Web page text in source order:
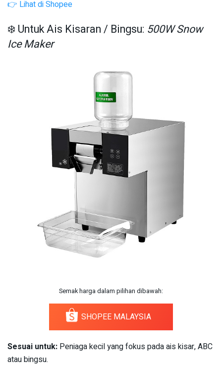
👉 Lihat di Shopee
❄️ Untuk Ais Kisaran / Bingsu: 500W Snow
Ice Maker
Semak harga dalam pilihan dibawah:
SHOPEE MALAYSIA
Sesuai untuk: Peniaga kecil yang fokus pada ais kisar, ABC
atau bingsu.